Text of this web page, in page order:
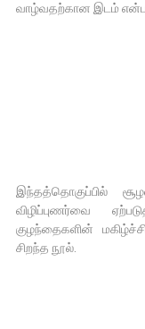
வாழ்வதற்கான இடம்
இந்தத்தொகுப்பில்
விழிப்புணர்வை
குழந்தைகளின்
சிறந்த நூல்.